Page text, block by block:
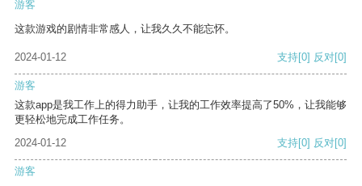
游客
这款游戏的剧情非常感人，让我久久不能忘怀。
2024-01-12 支持[0] 反对[0]
游客
这款app是我工作上的得力助手，让我的工作效率提高了50%，让我能够
更轻松地完成工作任务。
2024-01-12
支持[0] 反对[0]
游客